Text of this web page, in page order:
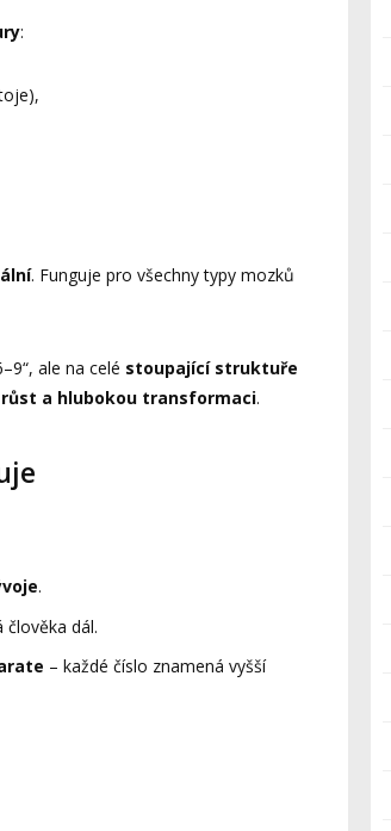
:
. Funguje pro všechny typy mozků
ale na celé stoupající struktuře
a hlubokou transformaci.
.
dál.
– každé číslo znamená vyšší